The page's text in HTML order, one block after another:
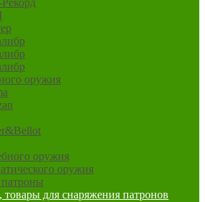
оружия
оружия
оружия
для снаряжения патронов